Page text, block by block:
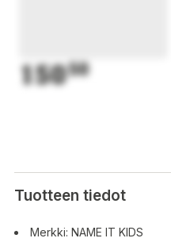
15050
Tuotteen tiedot
Merkki: NAME IT KIDS